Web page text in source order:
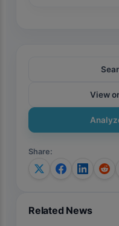
View
Share:
Related News